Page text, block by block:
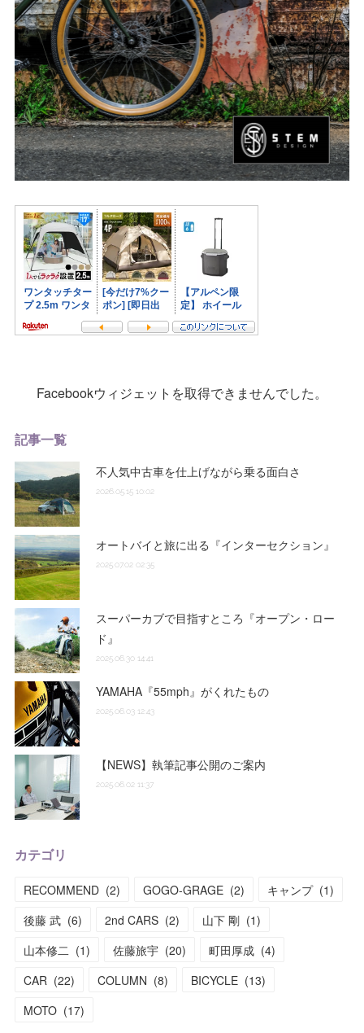
Facebookウィジェットを取得できませんでした。
記事一覧
不人気中古車を仕上げながら乗る面白さ
2026.05.15 10:02
オートバイと旅に出る『インターセクション』
2025.07.02 02:35
スーパーカブで目指すところ『オープン・ロー
ド』
2025.06.30 14:41
YAMAHA『55mph』がくれたもの
2025.06.03 12:43
【NEWS】執筆記事公開のご案内
2025.06.02 11:37
カテゴリ
RECOMMEND (2) GOGO-GRAGE (2) キャンプ (1)
後藤 武 (6) 2nd CARS (2) 山下 剛 (1)
山本修二 (1) 佐藤旅宇 (20) 町田厚成 (4)
CAR (22) COLUMN (8) BICYCLE (13)
MOTO (17)